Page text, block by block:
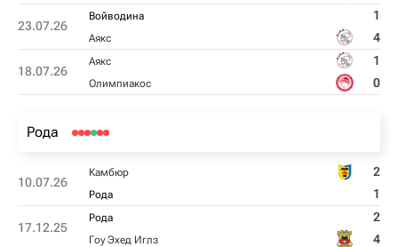
23.07.26
Войводина 1
Аякс 4
18.07.26
Аякс 1
Олимпиакос 0
Рода
10.07.26
Камбюр 2
Рода 1
17.12.25
Рода 2
Гоу Эхед Иглз 4